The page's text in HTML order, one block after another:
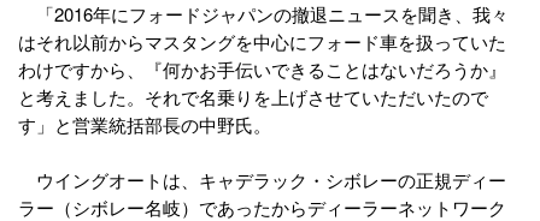
「2016年にフォードジャパンの撤退ニュースを聞き、我々
はそれ以前からマスタングを中心にフォード車を扱っていた
わけですから、『何かお手伝いできることはないだろうか』
と考えました。それで名乗りを上げさせていただいたので
す」と営業統括部長の中野氏。
ウイングオートは、キャデラック・シボレーの正規ディー
ラー（シボレー名岐）であったからディーラーネットワーク